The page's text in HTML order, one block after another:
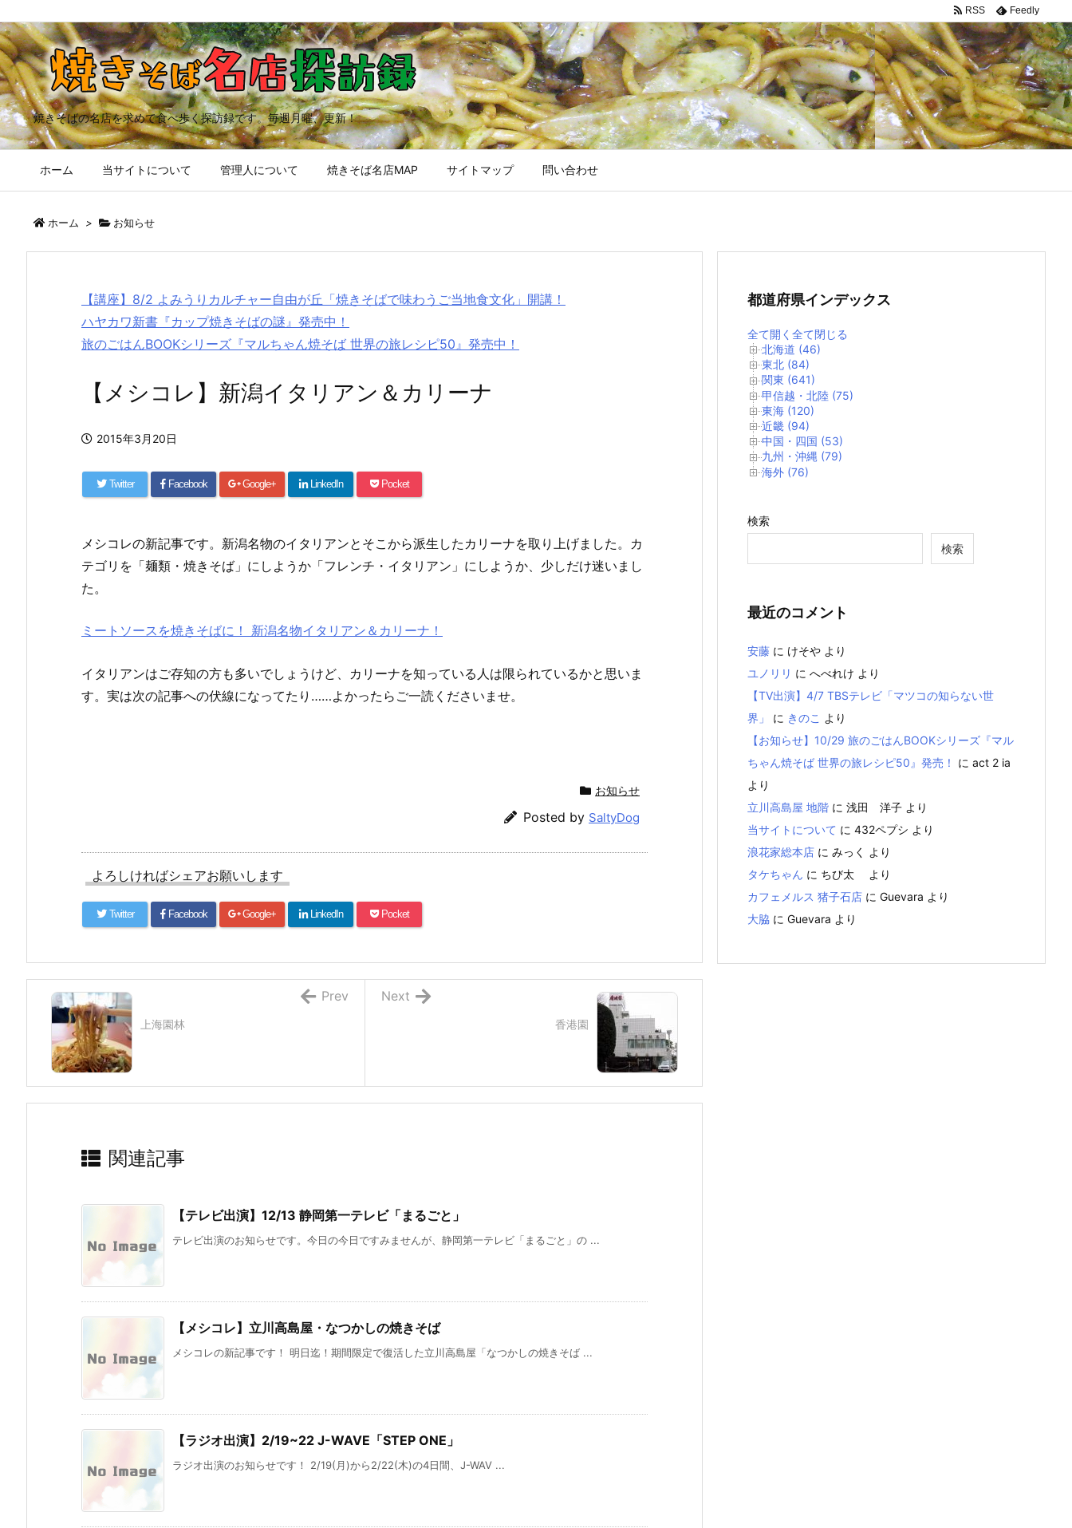
焼きそばの名店を求めて食べ歩く探訪録です。毎週月曜、更新！
ホーム 当サイトについて 管理人について 焼きそば名店MAP サイトマップ 問い合わせ
RSS Feedly
ホーム > お知らせ
【講座】8/2 よみうりカルチャー自由が丘「焼きそばで味わうご当地食文化」開講！
ハヤカワ新書『カップ焼きそばの謎』発売中！
旅のごはんBOOKシリーズ『マルちゃん焼そば 世界の旅レシピ50』発売中！
【メシコレ】新潟イタリアン＆カリーナ
2015年3月20日
Twitter Facebook Google+ LinkedIn Pocket
メシコレの新記事です。新潟名物のイタリアンとそこから派生したカリーナを取り上げました。カ
テゴリを「麺類・焼きそば」にしようか「フレンチ・イタリアン」にしようか、少しだけ迷いまし
た。
ミートソースを焼きそばに！ 新潟名物イタリアン＆カリーナ！
イタリアンはご存知の方も多いでしょうけど、カリーナを知っている人は限られているかと思いま
す。実は次の記事への伏線になってたり……よかったらご一読くださいませ。
お知らせ
Posted by SaltyDog
よろしければシェアお願いします
Twitter Facebook Google+ LinkedIn Pocket
香港園
Next
上海園林
Prev
関連記事
【テレビ出演】12/13 静岡第一テレビ「まるごと」
テレビ出演のお知らせです。今日の今日ですみませんが、静岡第一テレビ「まるごと」の ...
【メシコレ】立川高島屋・なつかしの焼きそば
メシコレの新記事です！ 明日迄！期間限定で復活した立川高島屋「なつかしの焼きそば ...
【ラジオ出演】2/19~22 J-WAVE「STEP ONE」
ラジオ出演のお知らせです！ 2/19(月)から2/22(木)の4日間、J-WAV ...
都道府県インデックス
全て開く 全て閉じる
北海道 (46)
東北 (84)
関東 (641)
甲信越・北陸 (75)
東海 (120)
近畿 (94)
中国・四国 (53)
九州・沖縄 (79)
海外 (76)
検索
検索
最近のコメント
安藤 に けそや より
ユノリリ に へべれけ より
【TV出演】4/7 TBSテレビ「マツコの知らない世
界」
に きのこ より
【お知らせ】10/29 旅のごはんBOOKシリーズ『マル
ちゃん焼そば 世界の旅レシピ50』発売！
に act 2 ia
より
立川高島屋 地階 に 浅田 洋子 より
当サイトについて に 432ペプシ より
浪花家総本店 に みっく
より
タケちゃん に ちび太
より
カフェメルス 猪子石店 に Guevara より
大脇 に Guevara より